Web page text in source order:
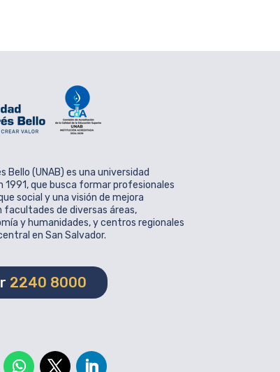
Bello (UNAB) es una universidad
1991, que busca formar profesionales
social y una visión de mejora
de diversas áreas,
y humanidades, y centros regionales
en San Salvador.
2240 8000